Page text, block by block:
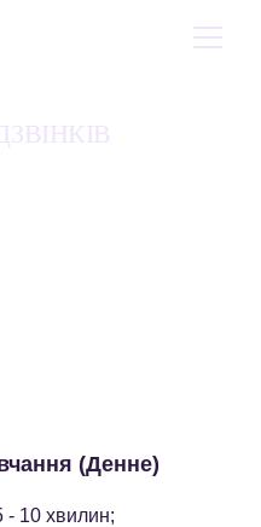
- 10 хвилин;
(Денне)